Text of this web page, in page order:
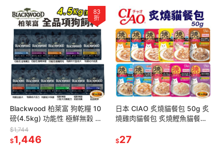
83
折
Blackwood 柏萊富 狗乾糧 10
磅(4.5kg) 功能性 極鮮無穀 低
卡 狗乾糧 狗主食 狗飼料『林口
旗艦店』
$1,744
$1,446
日本 CIAO 炙燒貓餐包 50g 炙
燒雞肉貓餐包 炙燒鰹魚貓餐包
『WANG』
$27